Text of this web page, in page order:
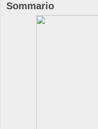
Sommario